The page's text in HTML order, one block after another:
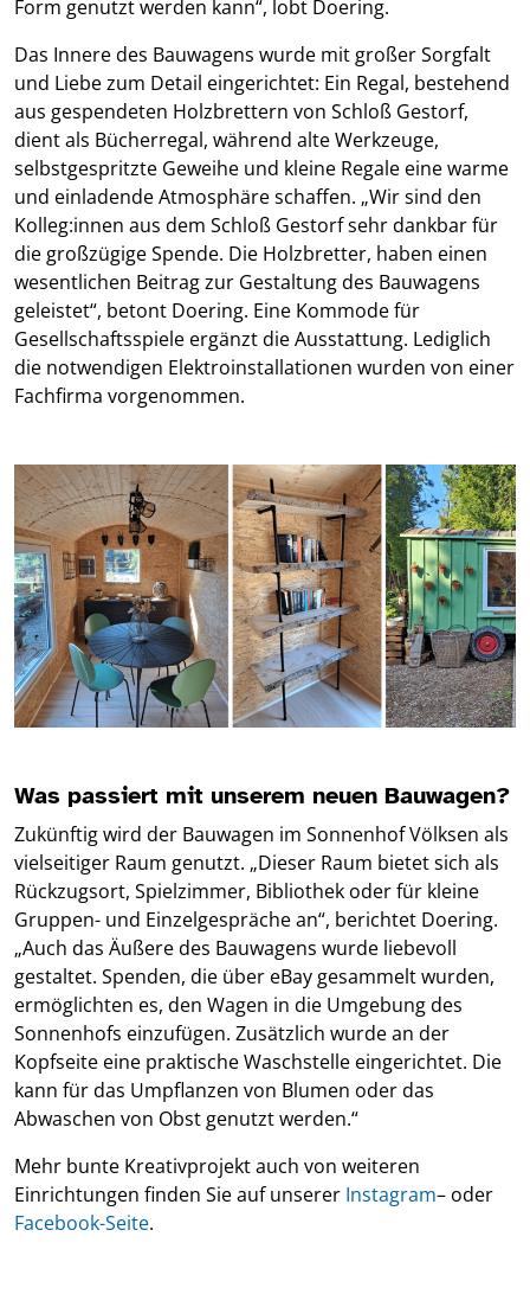
Form genutzt werden kann“, lobt Doering.
Das Innere des Bauwagens wurde mit großer Sorgfalt
und Liebe zum Detail eingerichtet: Ein Regal, bestehend
aus gespendeten Holzbrettern von Schloß Gestorf,
dient als Bücherregal, während alte Werkzeuge,
selbstgespritzte Geweihe und kleine Regale eine warme
und einladende Atmosphäre schaffen. „Wir sind den
Kolleg:innen aus dem Schloß Gestorf sehr dankbar für
die großzügige Spende. Die Holzbretter, haben einen
wesentlichen Beitrag zur Gestaltung des Bauwagens
geleistet“, betont Doering. Eine Kommode für
Gesellschaftsspiele ergänzt die Ausstattung. Lediglich
die notwendigen Elektroinstallationen wurden von einer
Fachfirma vorgenommen.
Was passiert mit unserem neuen Bauwagen?
Zukünftig wird der Bauwagen im Sonnenhof Völksen als
vielseitiger Raum genutzt. „Dieser Raum bietet sich als
Rückzugsort, Spielzimmer, Bibliothek oder für kleine
Gruppen- und Einzelgespräche an“, berichtet Doering.
„Auch das Äußere des Bauwagens wurde liebevoll
gestaltet. Spenden, die über eBay gesammelt wurden,
ermöglichten es, den Wagen in die Umgebung des
Sonnenhofs einzufügen. Zusätzlich wurde an der
Kopfseite eine praktische Waschstelle eingerichtet. Die
kann für das Umpflanzen von Blumen oder das
Abwaschen von Obst genutzt werden.“
Mehr bunte Kreativprojekt auch von weiteren
Einrichtungen finden Sie auf unserer Instagram– oder
Facebook-Seite.